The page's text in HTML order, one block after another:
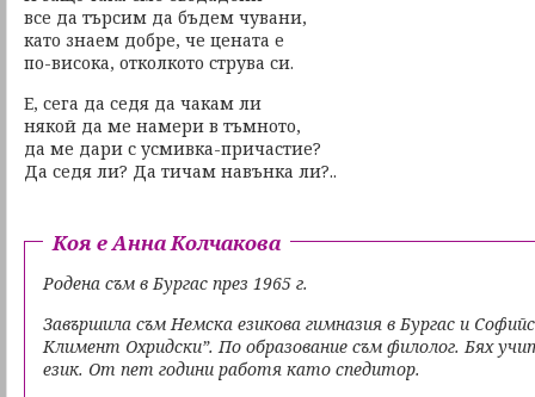
все да търсим да бъдем чувани,
като знаем добре, че цената е
по-висока, отколкото струва си.
Е, сега да седя да чакам ли
някой да ме намери в тъмното,
да ме дари с усмивка-причастие?
Да седя ли? Да тичам навънка ли?..
Коя е Анна Колчакова
Родена съм в Бургас през 1965 г.
Завършила съм Немска езикова гимназия в Бургас и
Климент Охридски”. По образование съм филолог. Бях
език. От пет години работя като спедитор.